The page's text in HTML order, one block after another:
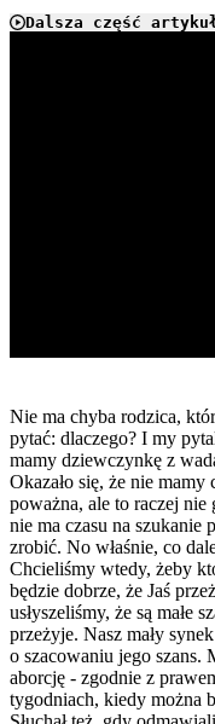
Dalsza część
Nie ma chyba rodzica,
pytać: dlaczego? I my
mamy dziewczynkę z
Okazało się, że nie
poważna, ale to raczej nie
nie ma czasu na szukanie
zrobić. No właśnie, co
Chcieliśmy wtedy, żeby
będzie dobrze, że Jaś
usłyszeliśmy, że są małe
przeżyje. Nasz mały
o szacowaniu jego szans.
aborcję - zgodnie z
tygodniach, kiedy można